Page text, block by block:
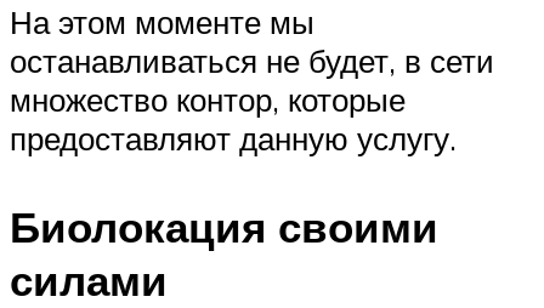
На этом моменте мы
останавливаться не будет, в сети
множество контор, которые
предоставляют данную услугу.
Биолокация своими
силами